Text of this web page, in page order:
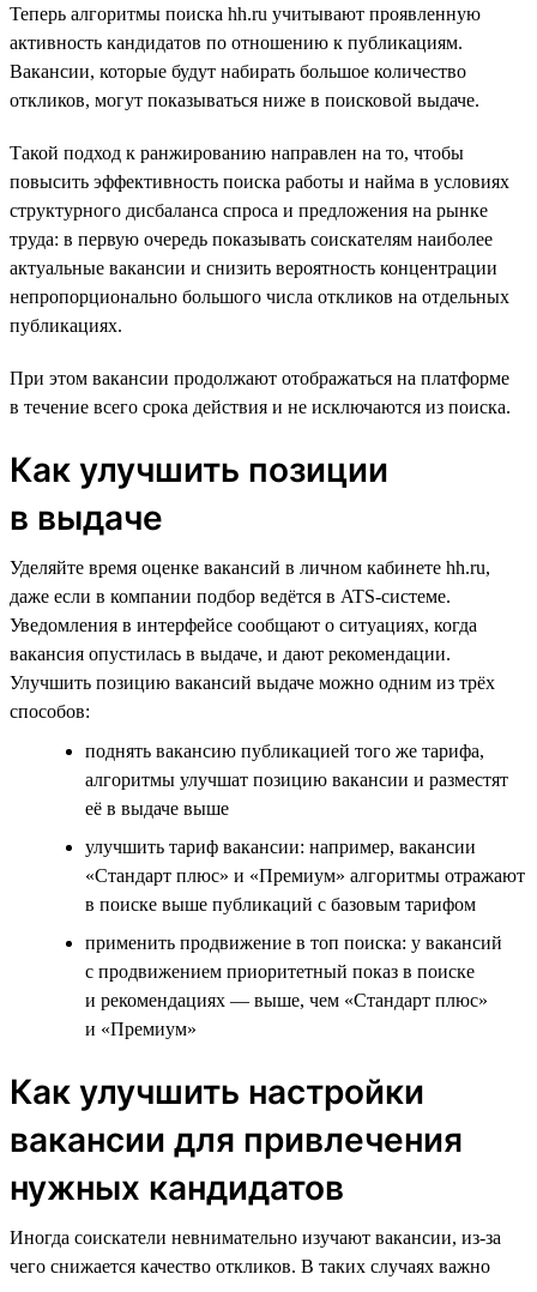
Теперь алгоритмы поиска hh.ru учитывают проявленную
активность кандидатов по отношению к публикациям.
Вакансии, которые будут набирать большое количество
откликов, могут показываться ниже в поисковой выдаче.
Такой подход к ранжированию направлен на то, чтобы
повысить эффективность поиска работы и найма в условиях
структурного дисбаланса спроса и предложения на рынке
труда: в первую очередь показывать соискателям наиболее
актуальные вакансии и снизить вероятность концентрации
непропорционально большого числа откликов на отдельных
публикациях.
При этом вакансии продолжают отображаться на платформе
в течение всего срока действия и не исключаются из поиска.
Как улучшить позиции
в выдаче
Уделяйте время оценке вакансий в личном кабинете hh.ru,
даже если в компании подбор ведётся в ATS-системе.
Уведомления в интерфейсе сообщают о ситуациях, когда
вакансия опустилась в выдаче, и дают рекомендации.
Улучшить позицию вакансий выдаче можно одним из трёх
способов:
поднять вакансию публикацией того же тарифа,
алгоритмы улучшат позицию вакансии и разместят
её в выдаче выше
улучшить тариф вакансии: например, вакансии
«Стандарт плюс» и «Премиум» алгоритмы отражают
в поиске выше публикаций с базовым тарифом
применить продвижение в топ поиска: у вакансий
с продвижением приоритетный показ в поиске
и рекомендациях — выше, чем «Стандарт плюс»
и «Премиум»
Как улучшить настройки
вакансии для привлечения
нужных кандидатов
Иногда соискатели невнимательно изучают вакансии, из-за
чего снижается качество откликов. В таких случаях важно